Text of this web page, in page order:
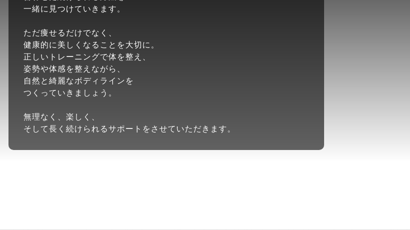
一緒に見つけていきます。
ただ痩せるだけでなく、
健康的に美しくなることを大切に。
正しいトレーニングで体を整え、
姿勢や体感を整えながら、
自然と綺麗なボディラインを
つくっていきましょう。
無理なく、楽しく、
そして長く続けられるサポートをさせていただきます。